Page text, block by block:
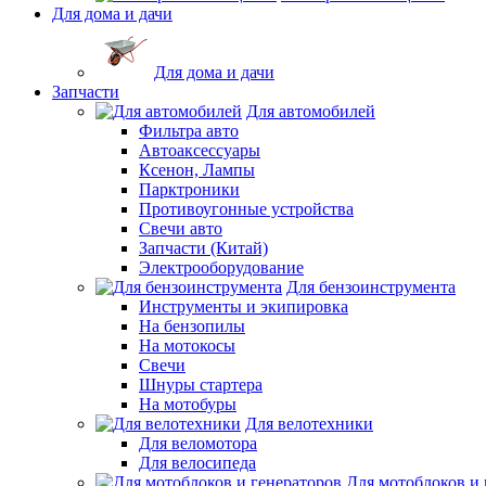
Для дома и дачи
Для дома и дачи
Запчасти
Для автомобилей
Фильтра авто
Автоаксессуары
Ксенон, Лампы
Парктроники
Противоугонные устройства
Свечи авто
Запчасти (Китай)
Электрооборудование
Для бензоинструмента
Инструменты и экипировка
На бензопилы
На мотокосы
Свечи
Шнуры стартера
На мотобуры
Для велотехники
Для веломотора
Для велосипеда
Для мотоблоков и